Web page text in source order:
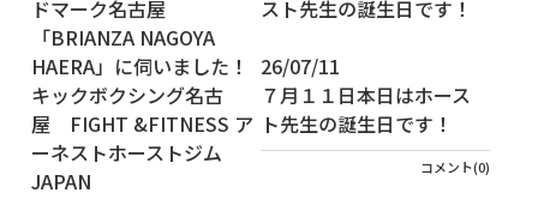
26/07/11
７月１１日本日はホース
ト先生の誕生日です！
コメント(0)